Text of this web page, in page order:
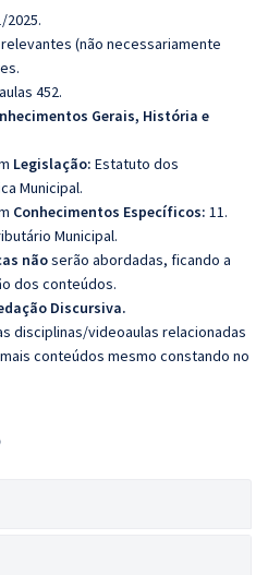
2025.
(não necessariamente
452.
Gerais, História e
Legislação: Estatuto dos
Municipal.
Conhecimentos Específicos: 11.
Municipal.
nãoserão abordadas, ficando a
dos conteúdos.
Discursiva.
disciplinas/videoaulas relacionadas
conteúdos mesmo constando no